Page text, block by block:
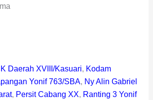
Daerah XVIII/Kasuari, Kodam
Yonif 763/SBA, Ny Alin Gabriel
, Persit Cabang XX, Ranting 3 Yonif